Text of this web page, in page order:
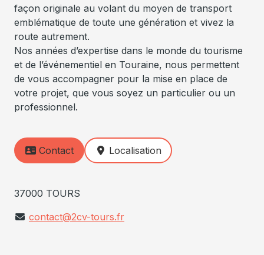
façon originale au volant du moyen de transport
emblématique de toute une génération et vivez la
route autrement.
Nos années d’expertise dans le monde du tourisme
et de l’événementiel en Touraine, nous permettent
de vous accompagner pour la mise en place de
votre projet, que vous soyez un particulier ou un
professionnel.
Contact Localisation
37000 TOURS
contact@2cv-tours.fr